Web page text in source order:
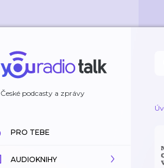
České podcasty a zprávy
PRO TEBE
AUDIOKNIHY